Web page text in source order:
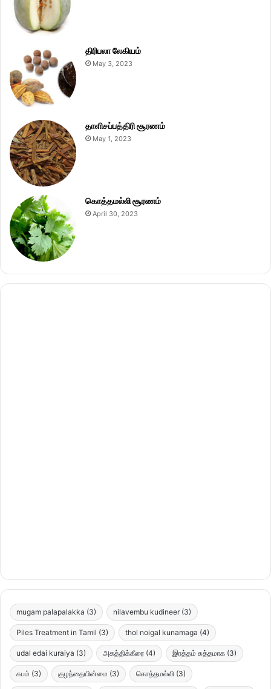
திரிபலா லேகியம்
May 3, 2023
தாளிசப்பத்திரி சூரணம்
May 1, 2023
கொத்தமல்லி சூரணம்
April 30, 2023
mugam palapalakka (3) nilavembu kudineer (3)
Piles Treatment in Tamil (3) thol noigal kunamaga (4)
udal edai kuraiya (3) அகத்திக்கீரை (4) இரத்தம் சுத்தமாக (3)
கபம் (3) குழந்தையின்மை (3) கொத்தமல்லி (3)